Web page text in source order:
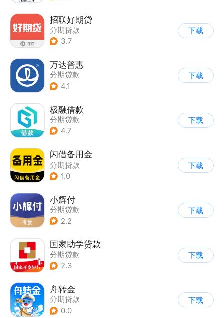
招联好期贷
分期贷款
3.7
下载
万达普惠
分期贷款
4.1
下载
极融借款
分期贷款
4.7
下载
闪借备用金
分期贷款
1.0
下载
小辉付
分期贷款
2.2
下载
国家助学贷款
分期贷款
2.3
下载
舟转金
分期贷款
0.0
下载